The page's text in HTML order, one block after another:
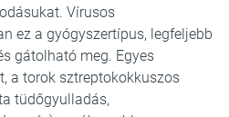
Vírusos
ez a gyógyszertípus, legfeljebb
gátolható meg. Egyes
a torok sztreptokokkuszos
tüdőgyulladás,